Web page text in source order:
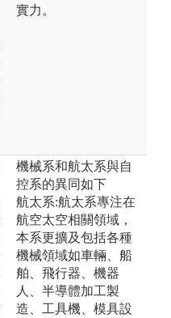
實力。
機械系和航太系與自
控系的異同如下
航太系:航太系專注在
航空太空相關領域，
本系更擴及包括各種
機械領域如車輛、船
舶、飛行器、機器
人、半導體加工製
造、工具機、模具設